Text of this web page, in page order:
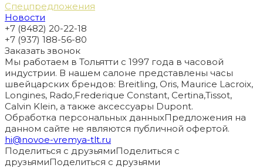
Спецпредложения
Новости
+7 (8482) 20-22-18
+7 (937) 188-56-80
Заказать звонок
Мы работаем в Тольятти с 1997 года в часовой
индустрии. В нашем салоне представлены часы
швейцарских брендов: Breitling, Oris, Maurice Lacroix,
Longines, Rado,Frederique Constant, Certina,Tissot,
Calvin Klein, а также аксессуары Dupont.
Обработка персональных данныхПредложения на
данном сайте не являются публичной офертой.
hi@novoe-vremya-tlt.ru
Поделиться с друзьямиПоделиться с
друзьямиПоделиться с друзьями